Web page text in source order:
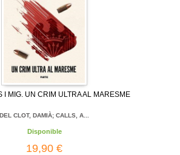
I MIG. UN CRIM ULTRA AL MARESME
DEL CLOT, DAMIÀ; CALLS, A...
Disponible
19,90 €